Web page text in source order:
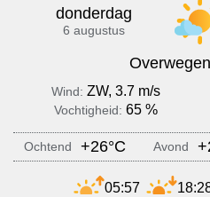
donderdag
6 augustus
Wind: ZW, 3.7 m/s
Vochtigheid: 65 %
Ochtend +26°C Avond
05:57